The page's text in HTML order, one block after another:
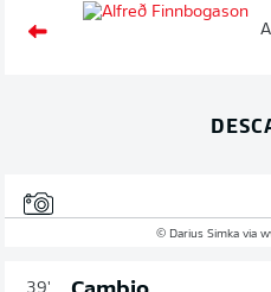
© Darius Simka via